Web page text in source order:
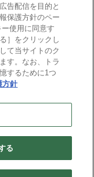
告配信を目的と
保護方針のペー
使用に同意す
］をクリックし
て当サイトのク
す。なお、トラ
するために1つ
方針
る